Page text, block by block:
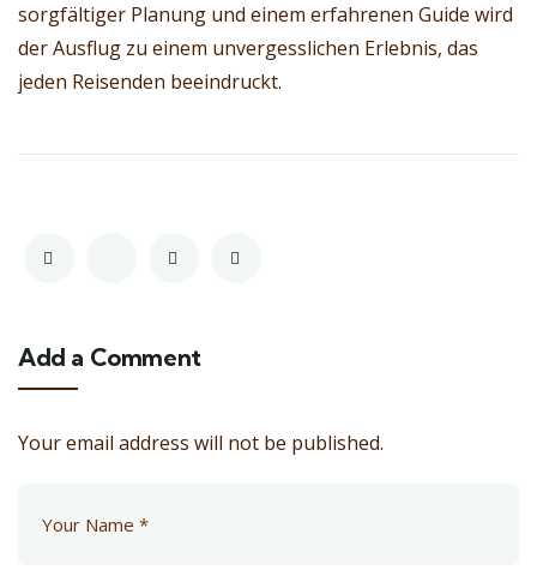
sorgfältiger Planung und einem erfahrenen Guide wird
der Ausflug zu einem unvergesslichen Erlebnis, das
jeden Reisenden beeindruckt.
Add a Comment
Your email address will not be published.